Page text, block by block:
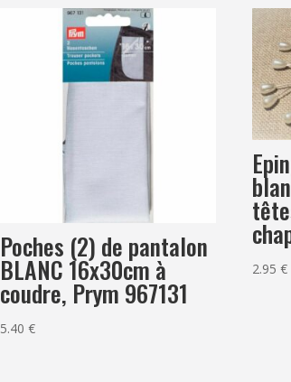
cm
Poches (2) de pantalon
BLANC 16x30cm à
coudre, Prym 967131
5.40€
2.95€